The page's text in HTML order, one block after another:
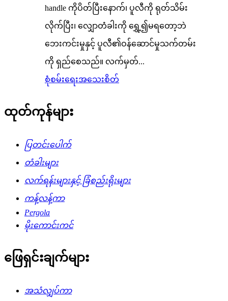
handle ကိုပိတ်ပြီးနောက်၊ ပူလီကို ရုတ်သိမ်း
လိုက်ပြီး၊ လျှောတံခါးကို ရွှေ့၍မရတော့ဘဲ
ဘေးကင်းမှုနှင့် ပူလီ၏ဝန်ဆောင်မှုသက်တမ်း
ကို ရှည်စေသည်။ လက်မှတ်...
စုံစမ်းရေးအသေးစိတ်
ထုတ်ကုန်များ
ပြတင်းပေါက်
တံခါးများ
လက်ရန်းများနှင့် ခြံစည်းရိုးများ
ကန့်လန့်ကာ
Pergola
မိုးကောင်းကင်
ဖြေရှင်းချက်များ
အသံလျှပ်ကာ